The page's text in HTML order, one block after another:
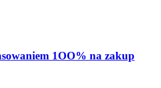
1OO% na zakup